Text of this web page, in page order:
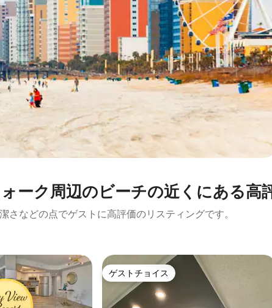
ーク周辺のビ⁠ー⁠チの近⁠く⁠にあ⁠る高⁠
さなどの点でゲストに高評価のリスティングです。
ゲストチョイス
ゲストチョイス